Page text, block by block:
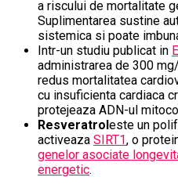
a riscului de mortalitate
Suplimentarea sustine
sistemica si poate
Intr-un studiu publicat in
administrarea de 300
redus mortalitatea
cu insuficienta cardiaca
protejeaza ADN-ul
Resveratroleste un
activeaza SIRT1, o
genelor asociate
energetic.